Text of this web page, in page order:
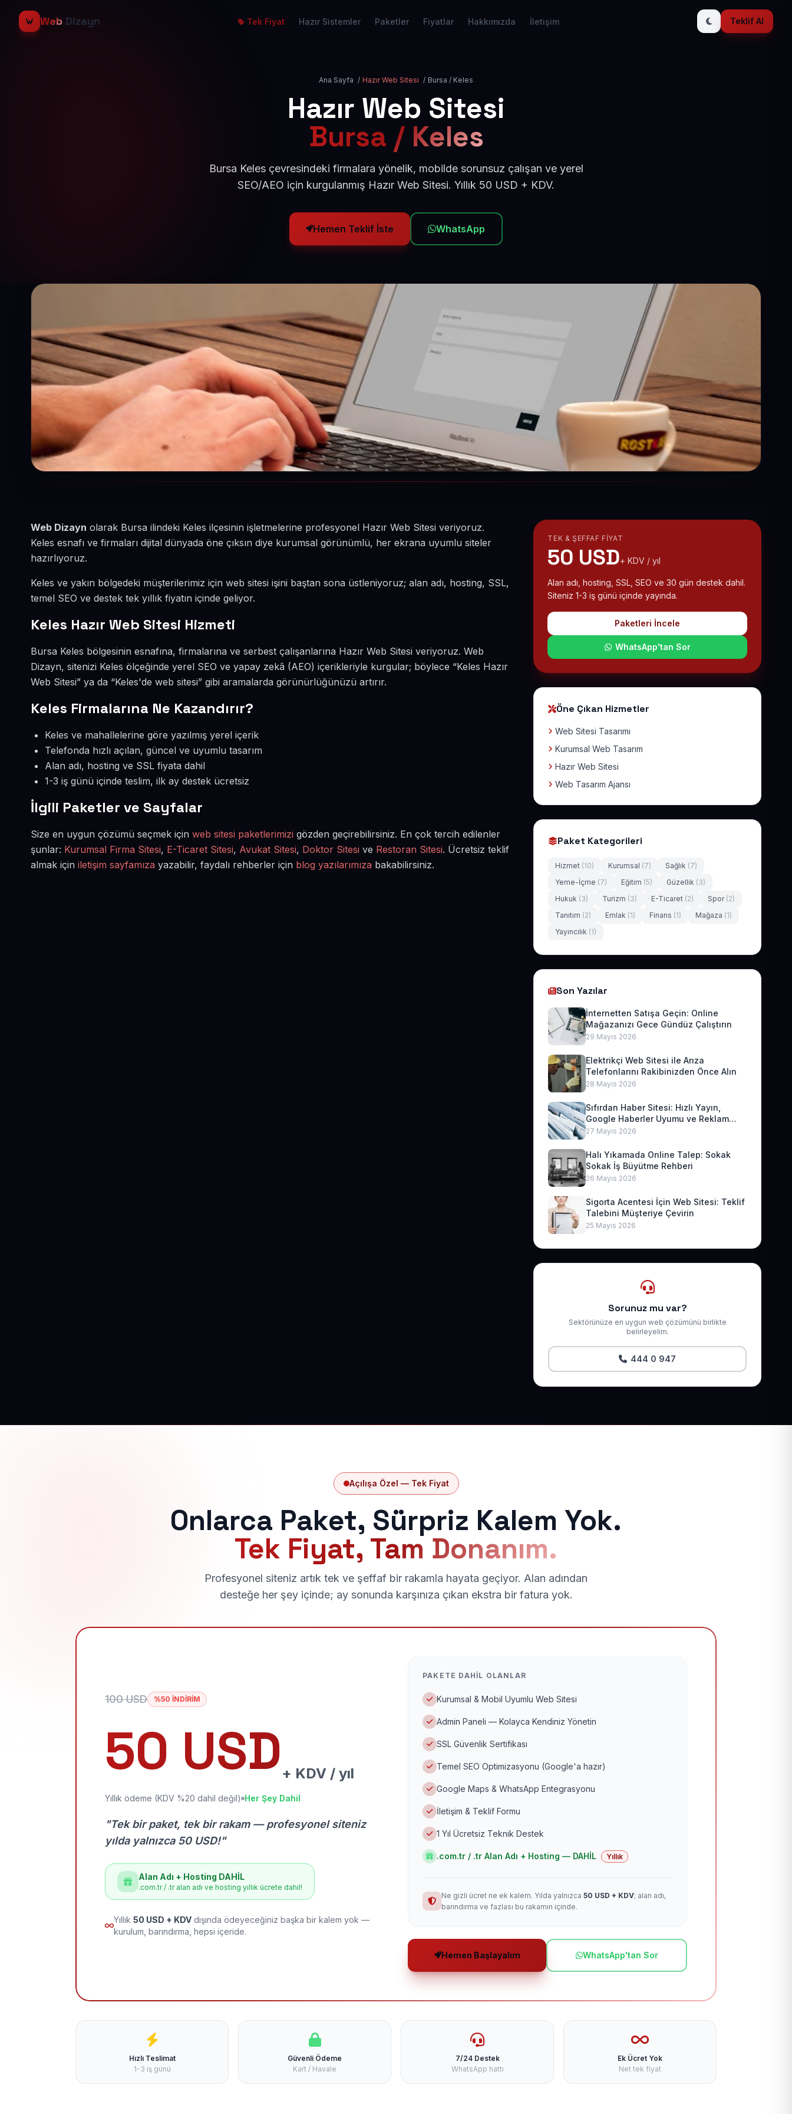
Web Dizayn Tek Fiyat Hazır Sistemler Paketler Fiyatlar Hakkımızda İletişim Teklif Al
Ana Sayfa / Hazır Web Sitesi / Bursa / Keles
Hazır Web Sitesi
Bursa / Keles
Bursa Keles çevresindeki firmalara yönelik, mobilde sorunsuz çalışan ve yerel
SEO/AEO için kurgulanmış Hazır Web Sitesi. Yıllık 50 USD + KDV.
Hemen Teklif İste WhatsApp
Web Dizayn olarak Bursa ilindeki Keles ilçesinin işletmelerine profesyonel Hazır Web Sitesi veriyoruz.
Keles esnafı ve firmaları dijital dünyada öne çıksın diye kurumsal görünümlü, her ekrana uyumlu siteler
hazırlıyoruz.
Keles ve yakın bölgedeki müşterilerimiz için web sitesi işini baştan sona üstleniyoruz; alan adı, hosting, SSL,
temel SEO ve destek tek yıllık fiyatın içinde geliyor.
Keles Hazır Web Sitesi Hizmeti
Bursa Keles bölgesinin esnafına, firmalarına ve serbest çalışanlarına Hazır Web Sitesi veriyoruz. Web
Dizayn, sitenizi Keles ölçeğinde yerel SEO ve yapay zekâ (AEO) içerikleriyle kurgular; böylece “Keles Hazır
Web Sitesi” ya da “Keles'de web sitesi” gibi aramalarda görünürlüğünüzü artırır.
Keles Firmalarına Ne Kazandırır?
Keles ve mahallelerine göre yazılmış yerel içerik
Telefonda hızlı açılan, güncel ve uyumlu tasarım
Alan adı, hosting ve SSL fiyata dahil
1-3 iş günü içinde teslim, ilk ay destek ücretsiz
İlgili Paketler ve Sayfalar
Size en uygun çözümü seçmek için web sitesi paketlerimizi gözden geçirebilirsiniz. En çok tercih edilenler
şunlar: Kurumsal Firma Sitesi, E-Ticaret Sitesi, Avukat Sitesi, Doktor Sitesi ve Restoran Sitesi. Ücretsiz teklif
almak için iletişim sayfamıza yazabilir, faydalı rehberler için blog yazılarımıza bakabilirsiniz.
TEK & ŞEFFAF FIYAT
50 USD+ KDV / yıl
Alan adı, hosting, SSL, SEO ve 30 gün destek dahil.
Siteniz 1-3 iş günü içinde yayında.
Paketleri İncele
WhatsApp'tan Sor
Öne Çıkan Hizmetler
Web Sitesi Tasarımı
Kurumsal Web Tasarım
Hazır Web Sitesi
Web Tasarım Ajansı
Paket Kategorileri
Hizmet (10) Kurumsal (7) Sağlık (7)
Yeme-İçme (7) Eğitim (5) Güzellik (3)
Hukuk (3) Turizm (3) E-Ticaret (2) Spor (2)
Tanıtım (2) Emlak (1) Finans (1) Mağaza (1)
Yayıncılık (1)
Son Yazılar
İnternetten Satışa Geçin: Online
Mağazanızı Gece Gündüz Çalıştırın
29 Mayıs 2026
Elektrikçi Web Sitesi ile Arıza
Telefonlarını Rakibinizden Önce Alın
28 Mayıs 2026
Sıfırdan Haber Sitesi: Hızlı Yayın,
Google Haberler Uyumu ve Reklam
Geliri
27 Mayıs 2026
Halı Yıkamada Online Talep: Sokak
Sokak İş Büyütme Rehberi
26 Mayıs 2026
Sigorta Acentesi İçin Web Sitesi: Teklif
Talebini Müşteriye Çevirin
25 Mayıs 2026
Sorunuz mu var?
Sektörünüze en uygun web çözümünü birlikte
belirleyelim.
444 0 947
Açılışa Özel — Tek Fiyat
Onlarca Paket, Sürpriz Kalem Yok.
Tek Fiyat, Tam Donanım.
Profesyonel siteniz artık tek ve şeffaf bir rakamla hayata geçiyor. Alan adından
desteğe her şey içinde; ay sonunda karşınıza çıkan ekstra bir fatura yok.
100 USD %50 İNDİRİM
50 USD + KDV / yıl
Yıllık ödeme (KDV %20 dahil değil) Her Şey Dahil
"Tek bir paket, tek bir rakam — profesyonel siteniz
yılda yalnızca 50 USD!"
Alan Adı + Hosting DAHİL
.com.tr / .tr alan adı ve hosting yıllık ücrete dahil!
Yıllık 50 USD + KDV dışında ödeyeceğiniz başka bir kalem yok —
kurulum, barındırma, hepsi içeride.
PAKETE DAHIL OLANLAR
Kurumsal & Mobil Uyumlu Web Sitesi
Admin Paneli — Kolayca Kendiniz Yönetin
SSL Güvenlik Sertifikası
Temel SEO Optimizasyonu (Google'a hazır)
Google Maps & WhatsApp Entegrasyonu
İletişim & Teklif Formu
1 Yıl Ücretsiz Teknik Destek
.com.tr / .tr Alan Adı + Hosting — DAHİL Yıllık
Ne gizli ücret ne ek kalem. Yılda yalnızca 50 USD + KDV; alan adı,
barındırma ve fazlası bu rakamın içinde.
Hemen Başlayalım WhatsApp'tan Sor
Hızlı Teslimat
1-3 iş günü
Güvenli Ödeme
Kart / Havale
7/24 Destek
WhatsApp hattı
Ek Ücret Yok
Net tek fiyat